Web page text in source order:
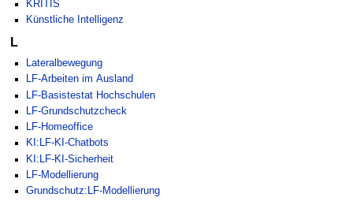
KRITIS
Künstliche Intelligenz
L
Lateralbewegung
LF-Arbeiten im Ausland
LF-Basistestat Hochschulen
LF-Grundschutzcheck
LF-Homeoffice
KI:LF-KI-Chatbots
KI:LF-KI-Sicherheit
LF-Modellierung
Grundschutz:LF-Modellierung